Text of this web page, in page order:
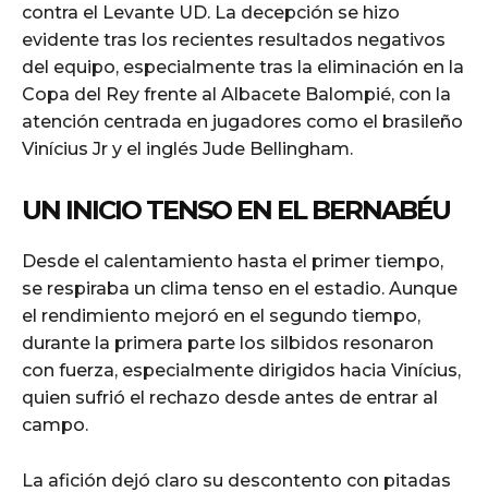
contra el Levante UD. La decepción se hizo
evidente tras los recientes resultados negativos
del equipo, especialmente tras la eliminación en la
Copa del Rey frente al Albacete Balompié, con la
atención centrada en jugadores como el brasileño
Vinícius Jr y el inglés Jude Bellingham.
UN INICIO TENSO EN EL BERNABÉU
Desde el calentamiento hasta el primer tiempo,
se respiraba un clima tenso en el estadio. Aunque
el rendimiento mejoró en el segundo tiempo,
durante la primera parte los silbidos resonaron
con fuerza, especialmente dirigidos hacia Vinícius,
quien sufrió el rechazo desde antes de entrar al
campo.
La afición dejó claro su descontento con pitadas